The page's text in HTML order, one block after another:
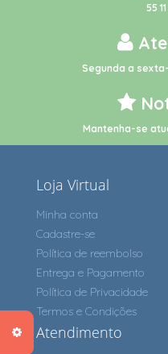
55
Segunda a
Mantenha-se
Loja Virtual
Minha conta
Cadastre-se
Política de reembolso
Entrega e Pagamento
Política de Privacidade
Termos e Condições
Atendimento